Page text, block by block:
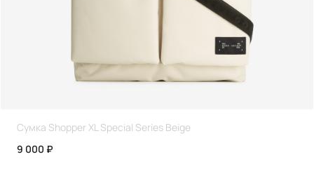
Сумка Shopper XL Special Series Beige
9 000 ₽